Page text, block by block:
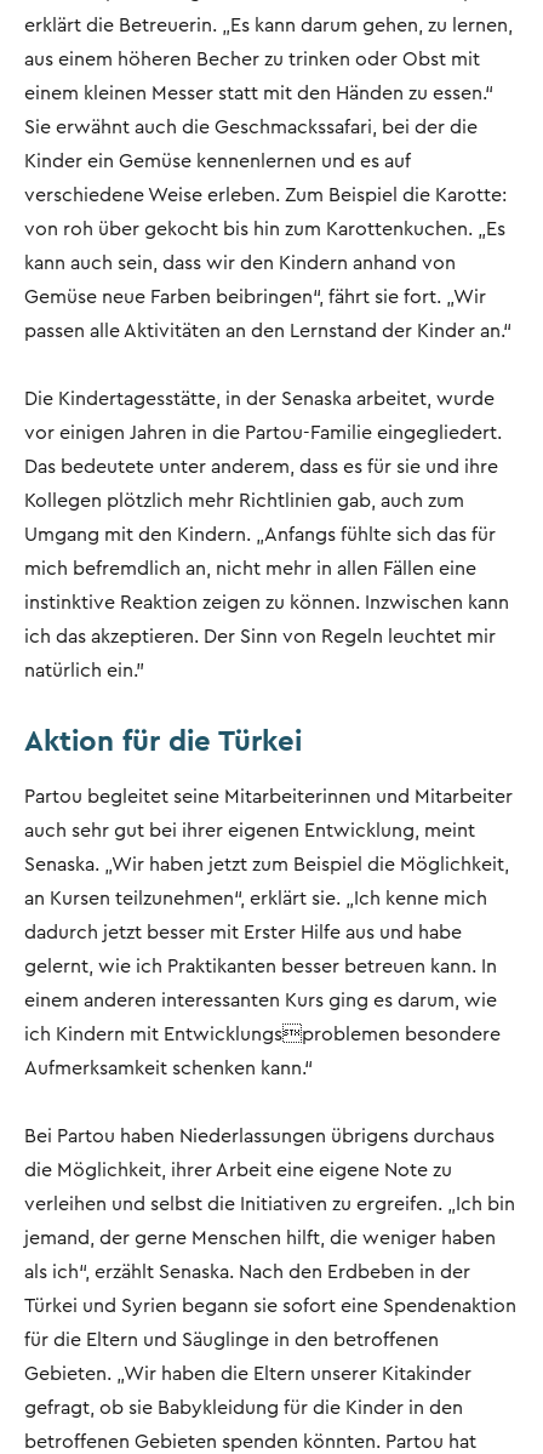
erklärt die Betreuerin. „Es kann darum gehen, zu lernen,
aus einem höheren Becher zu trinken oder Obst mit
einem kleinen Messer statt mit den Händen zu essen.“
Sie erwähnt auch die Geschmackssafari, bei der die
Kinder ein Gemüse kennenlernen und es auf
verschiedene Weise erleben. Zum Beispiel die Karotte:
von roh über gekocht bis hin zum Karottenkuchen. „Es
kann auch sein, dass wir den Kindern anhand von
Gemüse neue Farben beibringen“, fährt sie fort. „Wir
passen alle Aktivitäten an den Lernstand der Kinder an.“
Die Kindertagesstätte, in der Senaska arbeitet, wurde
vor einigen Jahren in die Partou-Familie eingegliedert.
Das bedeutete unter anderem, dass es für sie und ihre
Kollegen plötzlich mehr Richtlinien gab, auch zum
Umgang mit den Kindern. „Anfangs fühlte sich das für
mich befremdlich an, nicht mehr in allen Fällen eine
instinktive Reaktion zeigen zu können. Inzwischen kann
ich das akzeptieren. Der Sinn von Regeln leuchtet mir
natürlich ein.”
Aktion für die Türkei
Partou begleitet seine Mitarbeiterinnen und Mitarbeiter
auch sehr gut bei ihrer eigenen Entwicklung, meint
Senaska. „Wir haben jetzt zum Beispiel die Möglichkeit,
an Kursen teilzunehmen“, erklärt sie. „Ich kenne mich
dadurch jetzt besser mit Erster Hilfe aus und habe
gelernt, wie ich Praktikanten besser betreuen kann. In
einem anderen interessanten Kurs ging es darum, wie
ich Kindern mit Entwicklungsproblemen besondere
Aufmerksamkeit schenken kann.“
Bei Partou haben Niederlassungen übrigens durchaus
die Möglichkeit, ihrer Arbeit eine eigene Note zu
verleihen und selbst die Initiativen zu ergreifen. „Ich bin
jemand, der gerne Menschen hilft, die weniger haben
als ich“, erzählt Senaska. Nach den Erdbeben in der
Türkei und Syrien begann sie sofort eine Spendenaktion
für die Eltern und Säuglinge in den betroffenen
Gebieten. „Wir haben die Eltern unserer Kitakinder
gefragt, ob sie Babykleidung für die Kinder in den
betroffenen Gebieten spenden könnten. Partou hat